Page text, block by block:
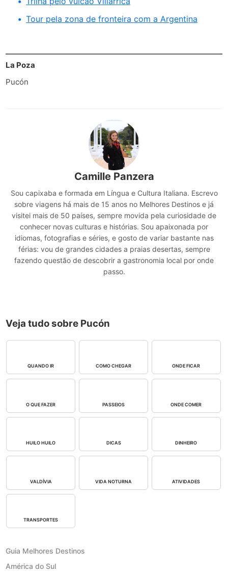
Tour pela zona de fronteira com a Argentina
La Poza
Pucón
Camille Panzera
Sou capixaba e formada em Língua e Cultura Italiana. Escrevo
sobre viagens há mais de 15 anos no Melhores Destinos e já
visitei mais de 50 países, sempre movida pela curiosidade de
conhecer novas culturas e histórias. Sou apaixonada por
idiomas, fotografias e séries, e gosto de variar bastante nas
férias: vou de grandes cidades a praias desertas, sempre
fazendo questão de descobrir a gastronomia local por onde
passo.
Veja tudo sobre Pucón
QUANDO IR COMO CHEGAR ONDE FICAR
O QUE FAZER PASSEIOS ONDE COMER
HUILO HUILO DICAS DINHEIRO
VALDÍVIA VIDA NOTURNA ATIVIDADES
TRANSPORTES
Guia Melhores Destinos
América do Sul